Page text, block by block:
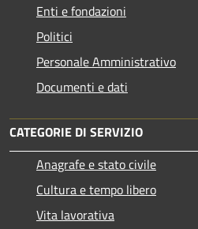
Enti e fondazioni
Politici
Personale Amministrativo
Documenti e dati
CATEGORIE DI SERVIZIO
Anagrafe e stato civile
Cultura e tempo libero
Vita lavorativa